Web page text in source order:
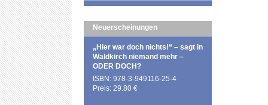
Neuerscheinungen
„Hier war doch nichts!“ – sagt in
Waldkirch niemand mehr –
ODER DOCH?
ISBN: 978-3-949116-25-4
Preis: 29.80 €